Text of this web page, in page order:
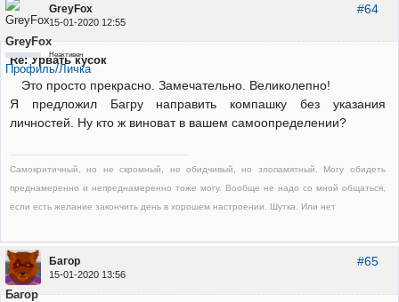
#64
GreyFox
15-01-2020 12:55
GreyFox
Неактивен
Профиль/Личка
Re: Урвать кусок
Это просто прекрасно. Замечательно. Великолепно!
Я предложил Багру направить компашку без указания
личностей. Ну кто ж виноват в вашем самоопределении?
Самокритичный, но не скромный, не обидчивый, но злопамятный. Могу обидеть
преднамеренно и непреднамеренно тоже могу. Вообще не надо со мной общаться,
если есть желание закончить день в хорошем настроении. Шутка. Или нет
#65
Багор
15-01-2020 13:56
Багор